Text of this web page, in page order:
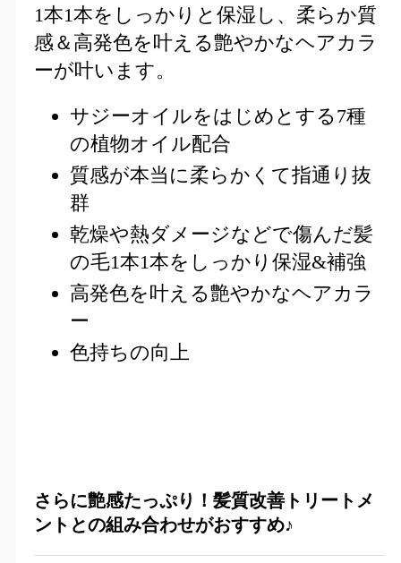
1本1本をしっかりと保湿し、柔らか質
感＆高発色を叶える艶やかなヘアカラ
ーが叶います。
サジーオイルをはじめとする7種
の植物オイル配合
質感が本当に柔らかくて指通り抜
群
乾燥や熱ダメージなどで傷んだ髪
の毛1本1本をしっかり保湿&補強
高発色を叶える艶やかなヘアカラ
ー
色持ちの向上
さらに艶感たっぷり！髪質改善トリートメ
ントとの組み合わせがおすすめ♪